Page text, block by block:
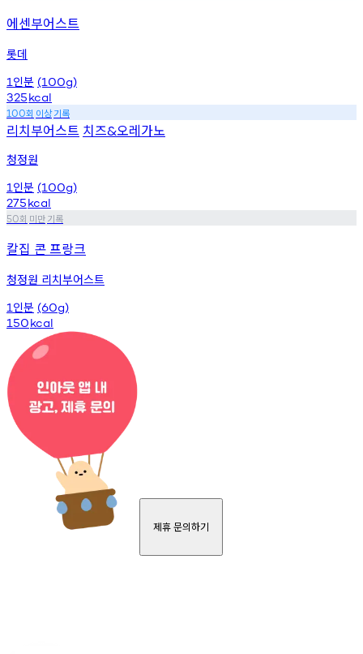
에센부어스트
롯데
1 인분 (100g)
325kcal
100회 이상기록
리치부어스트 치즈&오레가노
청정원
1 인분 (100g)
275kcal
50회 미만기록
칼집 콘 프랑크
청정원 리치부어스트
1 인분 (60g)
150kcal
제휴 문의하기